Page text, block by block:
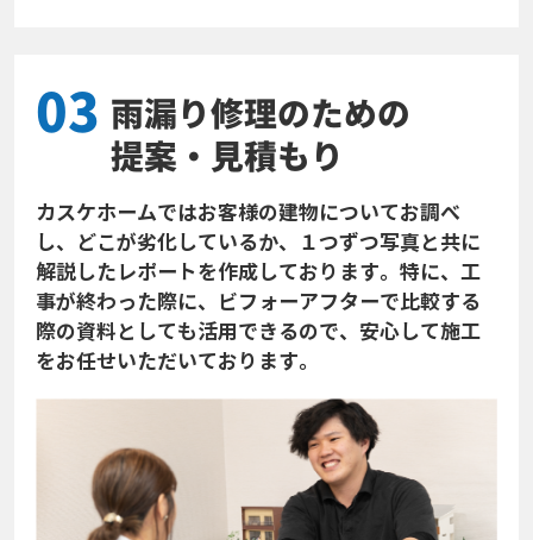
03 雨漏り修理のための
提案・見積もり
カスケホームではお客様の建物についてお調べ
し、どこが劣化しているか、１つずつ写真と共に
解説したレポートを作成しております。特に、工
事が終わった際に、ビフォーアフターで比較する
際の資料としても活用できるので、安心して施工
をお任せいただいております。